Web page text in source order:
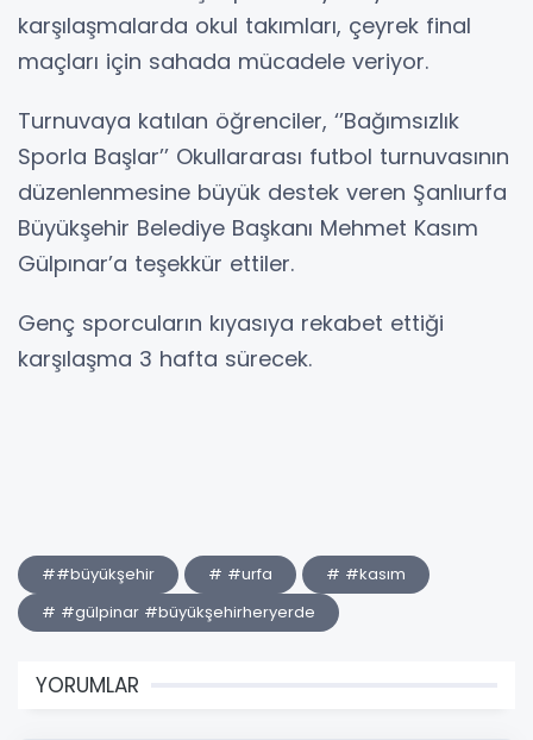
karşılaşmalarda okul takımları, çeyrek final
maçları için sahada mücadele veriyor.
Turnuvaya katılan öğrenciler, ‘’Bağımsızlık
Sporla Başlar’’ Okullararası futbol turnuvasının
düzenlenmesine büyük destek veren Şanlıurfa
Büyükşehir Belediye Başkanı Mehmet Kasım
Gülpınar’a teşekkür ettiler.
Genç sporcuların kıyasıya rekabet ettiği
karşılaşma 3 hafta sürecek.
##büyükşehir # #urfa
# #kasım
# #gülpinar #büyükşehirheryerde
YORUMLAR